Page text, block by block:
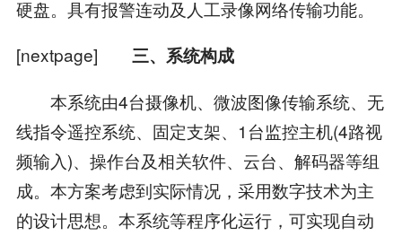
硬盘。具有报警连动及人工录像网络传输功能。
[nextpage] 三、系统构成
本系统由4台摄像机、微波图像传输系统、无
线指令遥控系统、固定支架、1台监控主机(4路视
频输入)、操作台及相关软件、云台、解码器等组
成。本方案考虑到实际情况，采用数字技术为主
的设计思想。本系统等程序化运行，可实现自动